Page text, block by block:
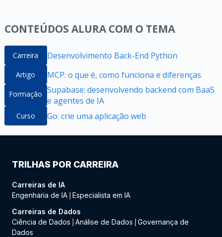
CONTEÚDOS ALURA COM O TEMA
Carreira Desenvolvimento Back-End Python
Artigo MCP: o que é, como funciona e diferenças
Formação Supabase: desenvolvendo backend com BaaS
e agentes de IA
Curso Go: crie uma aplicação web
TRILHAS POR CARREIRA
Carreiras de IA
Engenharia de IA Especialista em IA
Carreiras de Dados
Ciência de Dados
Análise de Dados
Governança de
Dados